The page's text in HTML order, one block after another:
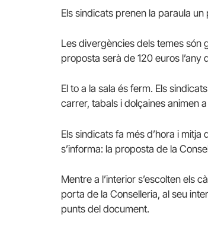
Els sindicats prenen la paraula
Les divergències dels temes són
proposta serà de 120 euros l’any
El to a la sala és ferm. Els
carrer, tabals i dolçaines animen
Els sindicats fa més d’hora i
s’informa: la proposta de la
Mentre a l’interior s’escolten els
porta de la Conselleria, al seu
punts del document.